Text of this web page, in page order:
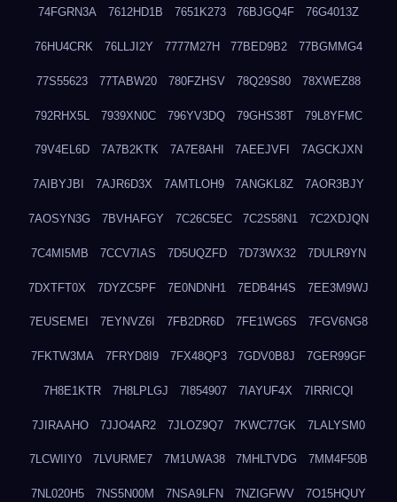
74FGRN3A 7612HD1B 7651K273 76BJGQ4F 76G4013Z
76HU4CRK 76LLJI2Y 7777M27H 77BED9B2 77BGMMG4
77S55623 77TABW20 780FZHSV 78Q29S80 78XWEZ88
792RHX5L 7939XN0C 796YV3DQ 79GHS38T 79L8YFMC
79V4EL6D 7A7B2KTK 7A7E8AHI 7AEEJVFI 7AGCKJXN
7AIBYJBI 7AJR6D3X 7AMTLOH9 7ANGKL8Z 7AOR3BJY
7AOSYN3G 7BVHAFGY 7C26C5EC 7C2S58N1 7C2XDJQN
7C4MI5MB 7CCV7IAS 7D5UQZFD 7D73WX32 7DULR9YN
7DXTFT0X 7DYZC5PF 7E0NDNH1 7EDB4H4S 7EE3M9WJ
7EUSEMEI 7EYNVZ6I 7FB2DR6D 7FE1WG6S 7FGV6NG8
7FKTW3MA 7FRYD8I9 7FX48QP3 7GDV0B8J 7GER99GF
7H8E1KTR 7H8LPLGJ 7I854907 7IAYUF4X 7IRRICQI
7JIRAAHO 7JJO4AR2 7JLOZ9Q7 7KWC77GK 7LALYSM0
7LCWIIY0 7LVURME7 7M1UWA38 7MHLTVDG 7MM4F50B
7NL020H5 7NS5N00M 7NSA9LFN 7NZIGFWV 7O15HQUY